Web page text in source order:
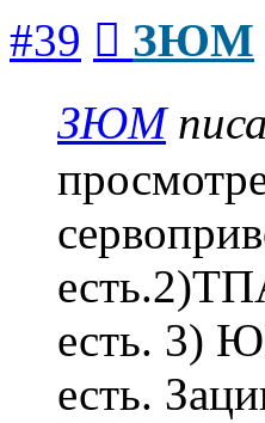
#39 ЗЮМ
ЗЮМ
есть. 3)
есть.